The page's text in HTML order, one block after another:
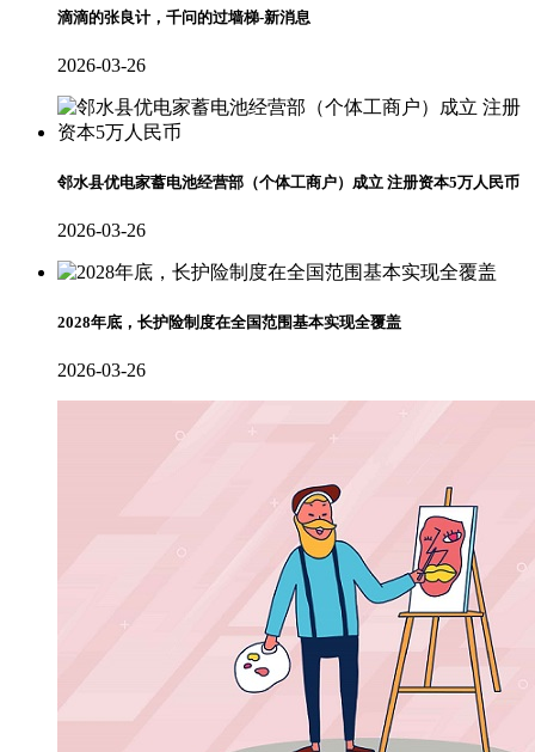
滴滴的张良计，千问的过墙梯-新消息
2026-03-26
邻水县优电家蓄电池经营部（个体工商户）成立 注册资本5万人民币
2026-03-26
2028年底，长护险制度在全国范围基本实现全覆盖
2026-03-26